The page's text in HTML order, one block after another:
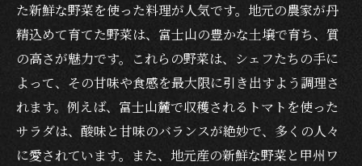
た新鮮な野菜を使った料理が人気です。地元の農家が丹
精込めて育てた野菜は、富士山の豊かな土壌で育ち、質
の高さが魅力です。これらの野菜は、シェフたちの手に
よって、その甘味や食感を最大限に引き出すよう調理さ
れます。例えば、富士山麓で収穫されるトマトを使った
サラダは、酸味と甘味のバランスが絶妙で、多くの人々
に愛されています。また、地元産の新鮮な野菜と甲州ワ